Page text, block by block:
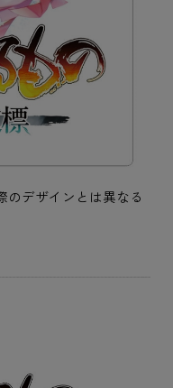
デザインとは異なる